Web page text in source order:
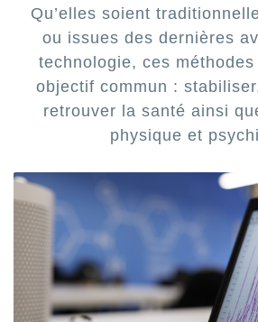
Qu’elles soient
ou issues des dernières
technologie, ces
objectif commun :
retrouver la santé ainsi
physique et